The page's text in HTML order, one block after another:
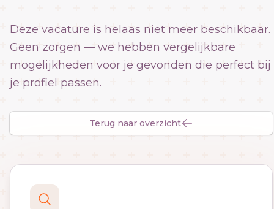
Deze vacature is helaas niet meer beschikbaar.
Geen zorgen — we hebben vergelijkbare
mogelijkheden voor je gevonden die perfect bij
je profiel passen.
Terug naar overzicht